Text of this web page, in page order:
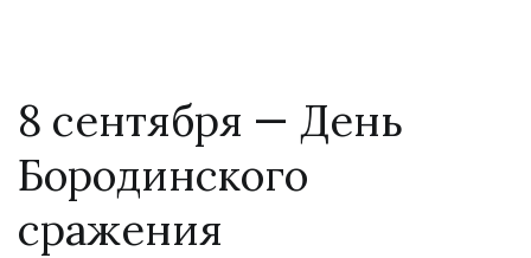
8 сентября — День
Бородинского
сражения